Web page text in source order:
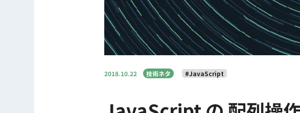
2018.10.22 技術ネタ #JavaScript